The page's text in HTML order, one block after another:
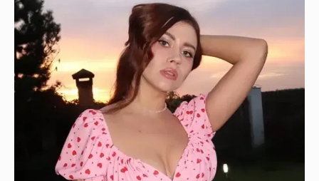
"Мне искренне больно". Олеся Иванченко
ответила на критику в сети за поддержку
"Колобка"
9